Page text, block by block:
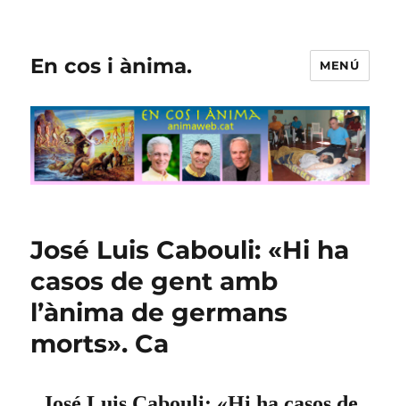
En cos i ànima. MENÚ
José Luis Cabouli: «Hi ha
casos de gent amb
l’ànima de germans
morts». Ca